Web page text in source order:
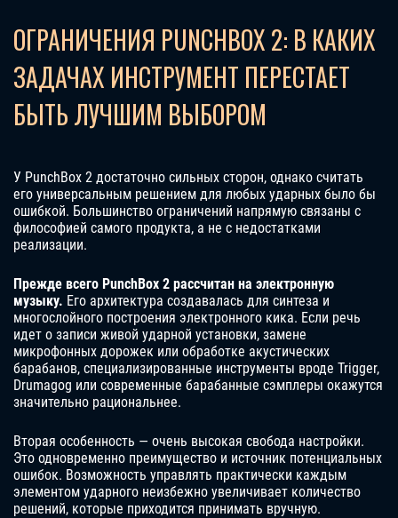
ОГРАНИЧЕНИЯ PUNCHBOX 2: В КАКИХ
ЗАДАЧАХ ИНСТРУМЕНТ ПЕРЕСТАЕТ
БЫТЬ ЛУЧШИМ ВЫБОРОМ
У PunchBox 2 достаточно сильных сторон, однако считать
его универсальным решением для любых ударных было бы
ошибкой. Большинство ограничений напрямую связаны с
философией самого продукта, а не с недостатками
реализации.
Прежде всего PunchBox 2 рассчитан на электронную
музыку. Его архитектура создавалась для синтеза и
многослойного построения электронного кика. Если речь
идет о записи живой ударной установки, замене
микрофонных дорожек или обработке акустических
барабанов, специализированные инструменты вроде Trigger,
Drumagog или современные барабанные сэмплеры окажутся
значительно рациональнее.
Вторая особенность — очень высокая свобода настройки.
Это одновременно преимущество и источник потенциальных
ошибок. Возможность управлять практически каждым
элементом ударного неизбежно увеличивает количество
решений, которые приходится принимать вручную.